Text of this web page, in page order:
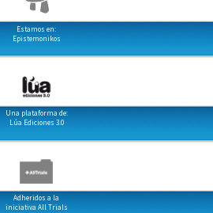
Estamos en:
Epistemonikos
Una plataforma de:
Lúa Ediciones 3.0
Adheridos a la
iniciativa All Trials